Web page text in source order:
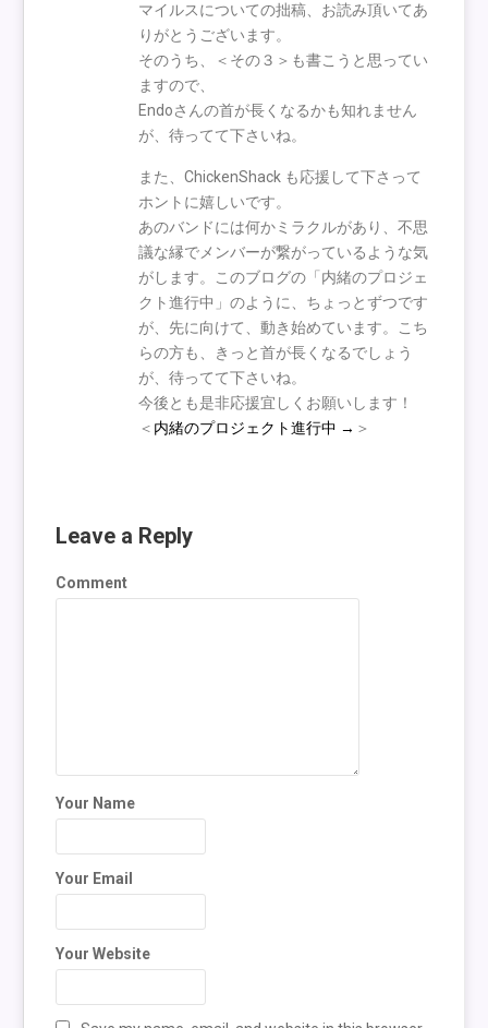
マイルスについての拙稿、お読み頂いてあ
りがとうございます。
そのうち、＜その３＞も書こうと思ってい
ますので、
Endoさんの首が長くなるかも知れません
が、待ってて下さいね。
また、ChickenShack も応援して下さって
ホントに嬉しいです。
あのバンドには何かミラクルがあり、不思
議な縁でメンバーが繋がっているような気
がします。このブログの「内緒のプロジェ
クト進行中」のように、ちょっとずつです
が、先に向けて、動き始めています。こち
らの方も、きっと首が長くなるでしょう
が、待ってて下さいね。
今後とも是非応援宜しくお願いします！
＜ 内緒のプロジェクト進行中 → ＞
Leave a Reply
Comment
Your Name
Your Email
Your Website